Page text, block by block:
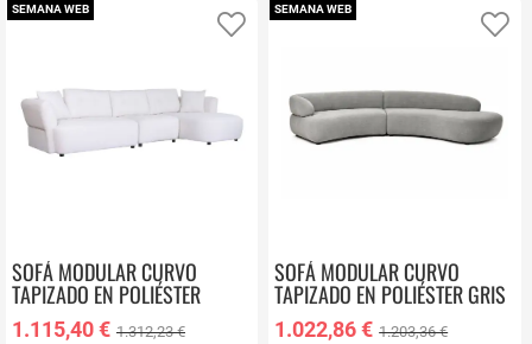
SEMANA WEB
Añadir a favoritos
SOFÁ MODULAR CURVO
TAPIZADO EN POLIÉSTER
BLANCO MB-225991
1.115,40 € 1.312,23 €
SEMANA WEB
SOFÁ MODULAR CURVO
TAPIZADO EN POLIÉSTER GRIS
MB-226310
1.022,86 € 1.203,36 €